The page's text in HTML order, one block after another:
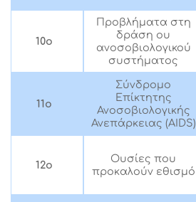
10ο
Προβλήματα στη
δράση ου
ανοσοβιολογικού
συστήματος
11ο
Σύνδρομο
Επίκτητης
Ανοσοβιολογικής
Ανεπάρκειας (AIDS)
12ο
Ουσίες που
προκαλούν εθισμό